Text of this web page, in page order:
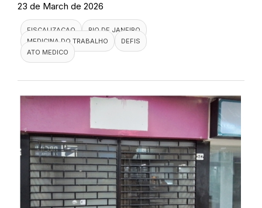
23 de March de 2026
FISCALIZACAO
RIO DE JANEIRO
MEDICINA DO TRABALHO
DEFIS
ATO MEDICO